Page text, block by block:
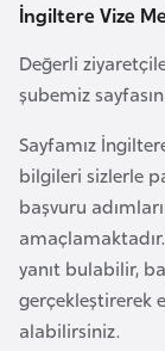
İ
ş
l
m
l
e
r
i
İngiltere Vize
Değerli
şubemiz
Sayfamız
bilgileri sizlerle
başvuru
amaçlamaktadır.
yanıt bulabilir,
gerçekleştirerek
alabilirsiniz.
t
r
y
a
A
z
e
r
b